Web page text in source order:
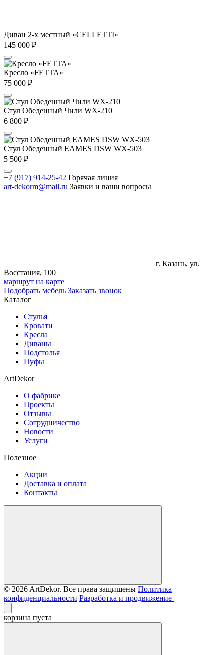
Диван 2-х местный «CELLETTI»
145 000 ₽
Кресло «FETTA»
75 000 ₽
Стул Обеденный Чили WX-210
6 800 ₽
Стул Обеденный EAMES DSW WX-503
5 500 ₽
+7 (917) 914-25-42 Горячая линия
art-dekorm@mail.ru Заявки и ваши вопросы
г. Казань, ул.
Восстания, 100
маршрут на карте
Подобрать мебель Заказать звонок
Каталог
Стулья
Кровати
Кресла
Диваны
Подстолья
Пуфы
ArtDekor
О фабрике
Проекты
Отзывы
Сотрудничество
Новости
Услуги
Полезное
Акции
Доставка и оплата
Контакты
© 2026 ArtDekor. Все права защищены Политика
конфиденциальности Разработка и продвижение
корзина пуста